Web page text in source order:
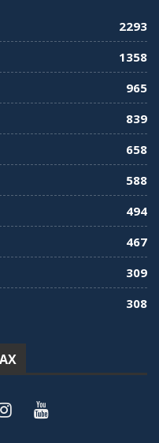
Випуск 11. Олександр
Випуск 10. Тонкощі та
прапора. Феріде Шахін
Випуск 8. Розмова з
Випуск 6. Можливості
2293
1358
965
839
658
588
494
467
309
308